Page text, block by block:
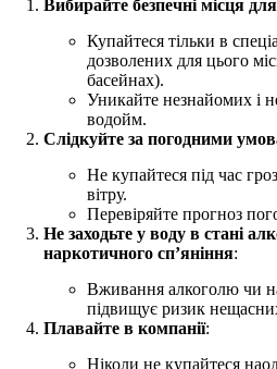
Вибирайте безпечні місця
Купайтеся тільки в
дозволених для цього
басейнах).
Уникайте незнайомих і
водойм.
Слідкуйте за погодними
Не купайтеся під час
вітру.
Перевіряйте прогноз
Не заходьте у воду в стані
наркотичного сп’яніння:
Вживання алкоголю чи
підвищує ризик
Плавайте в компанії:
Ніколи не купайтеся